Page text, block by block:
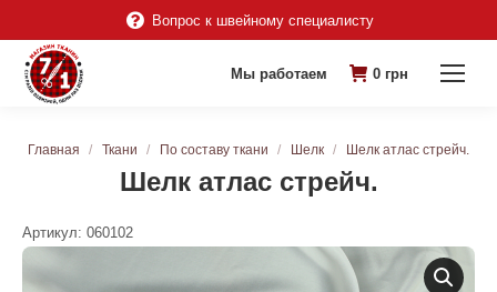
Вопрос к швейному специалисту
Мы работаем 0 грн
Шелк атлас стрейч.
Вы здесь:
Главная Ткани По составу ткани Шелк Шелк атлас стрейч.
Артикул: 060102